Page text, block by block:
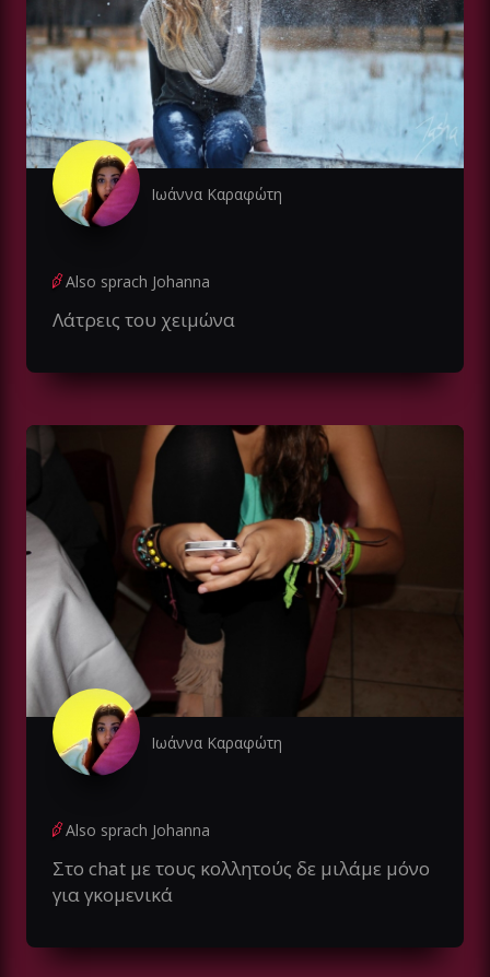
Ιωάννα Καραφώτη
Also sprach Johanna
Λάτρεις του χειμώνα
Ιωάννα Καραφώτη
Also sprach Johanna
Στο chat με τους κολλητούς δε μιλάμε μόνο
για γκομενικά